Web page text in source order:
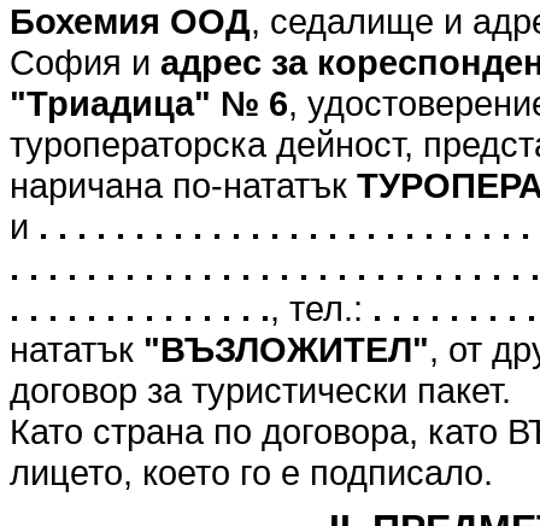
Бохемия ООД, седалище и
София и адрес за
"Триадица" № 6,
туроператорска дейност,
наричана по-нататък
и . . . . . . . . . . . . . . . . . . . . . . . . . .
. . . . . . . . . . . . . . . . . . . . . . . . . . .
. . . . . . . . . . . . . ., тел.: . . . . . . . .
нататък "ВЪЗЛОЖИТЕЛ", от
договор за туристически пакет.
Като страна по договора,
лицето, което го е подписало.